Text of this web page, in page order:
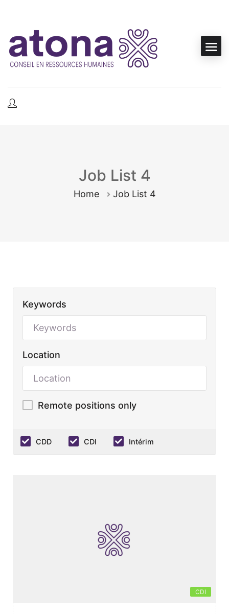
Job List 4
Home Job List 4
Keywords
Location
Remote positions only
CDD CDI Intérim
CDI